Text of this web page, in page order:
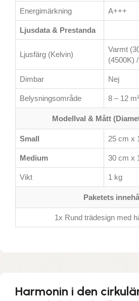
Energimärkning A+++
Ljusdata & Prestanda
Ljusfärg (Kelvin)
Varmt
(4500K)
Dimbar Nej
Belysningsområde 8 – 12 m²
Modellval & Mått
Small 25 cm x
Medium 30 cm x
Vikt 1 kg
Paketets
1x Rund trädesign med
Harmonin i den